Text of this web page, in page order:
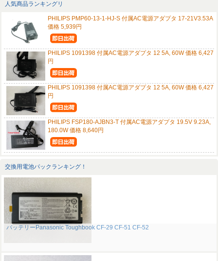
人気商品ランキングリ
PHILIPS PMP60-13-1-HJ-S 付属AC電源アダプタ 17-21V3.53A
価格 5,939円
PHILIPS 1091398 付属AC電源アダプタ 12 5A, 60W 価格 6,427
円
PHILIPS 1091398 付属AC電源アダプタ 12 5A, 60W 価格 6,427
円
PHILIPS FSP180-AJBN3-T 付属AC電源アダプタ 19.5V 9.23A,
180.0W 価格 8,640円
交換用電池パックランキング！
バッテリーPanasonic Toughbook CF-29 CF-51 CF-52